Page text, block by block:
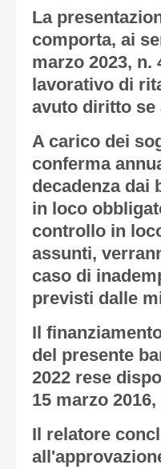
La
comporta, ai
marzo 2023,
lavorativo di
avuto diritto se
A carico dei
conferma
decadenza dai
in loco
controllo in
assunti,
caso di
previsti dalle
Il
del presente
2022 rese
15 marzo 2016,
Il relatore